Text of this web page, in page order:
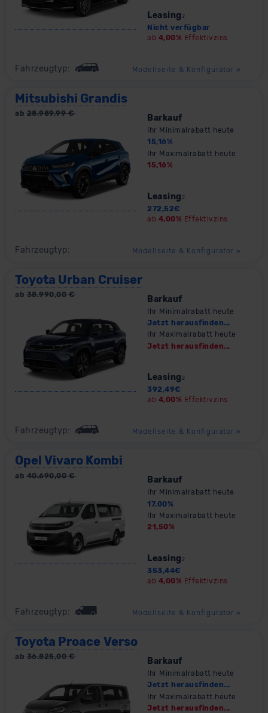
Leasing 2
Nicht verfügbar
ab 4,00% Effektivzins
Fahrzeugtyp: Modellseite & Konfigurator »
Mitsubishi Grandis
ab 28.989,99€ Barkauf
Ihr Minimalrabatt heute
15,16%
Ihr Maximalrabatt heute
15,16%
Leasing 2
272,52€
ab 4,00% Effektivzins
Fahrzeugtyp: Modellseite & Konfigurator »
Toyota Urban Cruiser
ab 38.990,00€ Barkauf
Ihr Minimalrabatt heute
Jetzt herausfinden...
Ihr Maximalrabatt heute
Jetzt herausfinden...
Leasing 2
392,49€
ab 4,00% Effektivzins
Fahrzeugtyp: Modellseite & Konfigurator »
Opel Vivaro Kombi
ab 40.690,00€ Barkauf
Ihr Minimalrabatt heute
17,00%
Ihr Maximalrabatt heute
21,50%
Leasing 2
353,44€
ab 4,00% Effektivzins
Fahrzeugtyp: Modellseite & Konfigurator »
Toyota Proace Verso
ab 36.825,00€ Barkauf
Ihr Minimalrabatt heute
Jetzt herausfinden...
Ihr Maximalrabatt heute
Jetzt herausfinden...